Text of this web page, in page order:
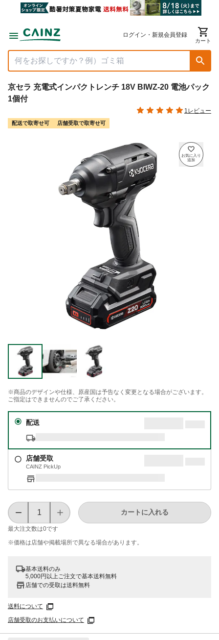
ログイン・新規会員登録
カート
京セラ 充電式インパクトレンチ 18V BIWZ-20 電池パック
1個付
1レビュー
配送で取寄せ可 店舗受取で取寄せ可
※商品のデザインや仕様、原産国は予告なく変更となる場合がございます。
ご指定はできませんのでご了承ください。
配送
店舗受取
CAINZ PickUp
最大注文数は0です
カートに入れる
※価格は​店舗や​掲載場所で​異なる​場合が​あります。
基本送料のみ
5,000円以上ご注文で基本送料無料
店舗での受取は送料無料
送料について
店舗受取のお支払いについて